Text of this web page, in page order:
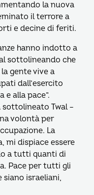
la nuova
il terrore a
e decine di feriti.
hanno indotto a
sottolineando che
gente vive a
dall’esercito
e alla pace”.
sottolineato Twal –
volontà per
La
mi dispiace essere
a tutti quanti di
Pace per tutti gli
siano israeliani,